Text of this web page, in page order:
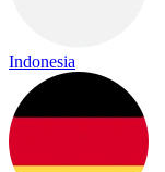
Indonesia